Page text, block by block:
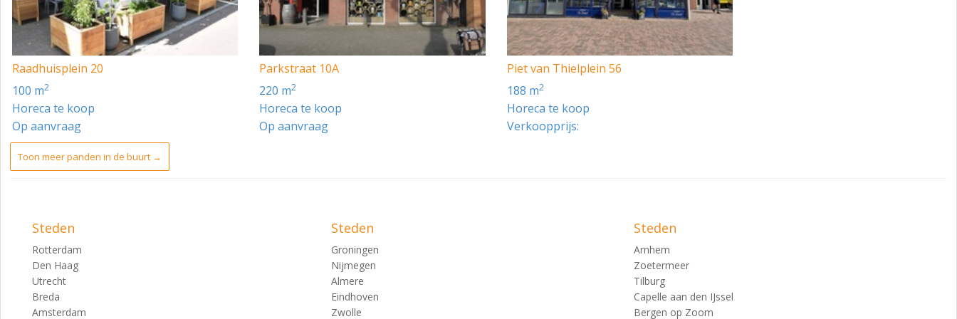
Raadhuisplein 20
100 m2
Horeca te koop
Op aanvraag
Parkstraat 10A
220 m2
Horeca te koop
Op aanvraag
Piet van Thielplein 56
188 m2
Horeca te koop
Verkoopprijs:
Toon meer panden in de buurt →
Steden
Rotterdam
Den Haag
Utrecht
Breda
Amsterdam
Steden
Groningen
Nijmegen
Almere
Eindhoven
Zwolle
Steden
Arnhem
Zoetermeer
Tilburg
Capelle aan den IJssel
Bergen op Zoom